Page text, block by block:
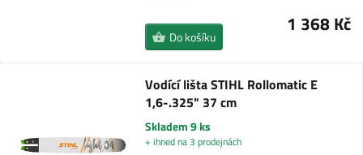
1 368 Kč
Do košíku
Vodící lišta STIHL Rollomatic E
1,6-.325" 37 cm
Skladem 9 ks
+ ihned na 3 prodejnách